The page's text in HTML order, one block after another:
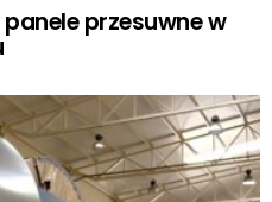
przesuwne w